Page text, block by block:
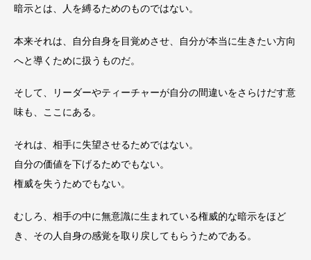
暗示とは、人を縛るためのものではない。
本来それは、自分自身を目覚めさせ、自分が本当に生きたい方向
へと導くために扱うものだ。
そして、リーダーやティーチャーが自分の間違いをさらけだす意
味も、ここにある。
それは、相手に失望させるためではない。
自分の価値を下げるためでもない。
権威を失うためでもない。
むしろ、相手の中に無意識に生まれている権威的な暗示をほど
き、その人自身の感覚を取り戻してもらうためである。